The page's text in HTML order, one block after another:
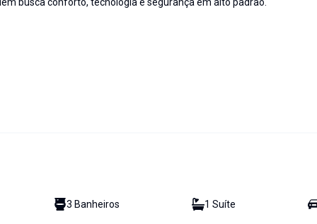
3 Banheiros 1 Suíte